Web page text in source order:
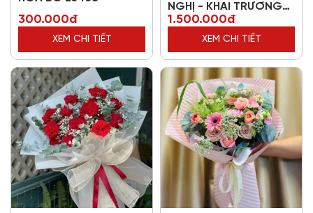
300.000đ
XEM CHI TIẾT
NGHỊ - KHAI TRƯƠNG
86833
1.500.000đ
XEM CHI TIẾT